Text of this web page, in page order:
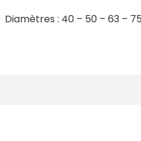
Diamètres : 40 – 50 – 63 – 75